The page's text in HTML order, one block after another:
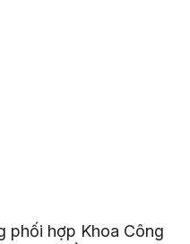
phối hợp Khoa Công